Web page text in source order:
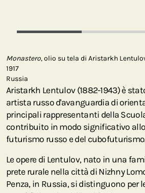
Monastero, olio su tela di Aristarkh
1917
Russia
Aristarkh Lentulov (1882-1943) è
artista russo d'avanguardia di
principali rappresentanti della
contribuito in modo significativo
futurismo russo e del
Le opere di Lentulov, nato in una
prete rurale nella città di Nizhny
Penza, in Russia, si distinguono per